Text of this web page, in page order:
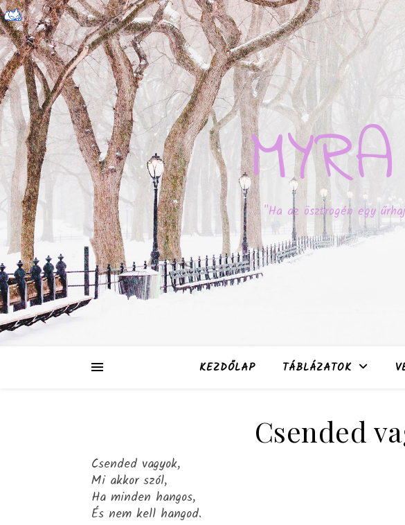
"Ha az ösztrogén egy
KEZDŐLAP TÁBLÁZATOK
Csended
Csended vagyok,
Mi akkor szól,
Ha minden hangos,
És nem kell hangod.